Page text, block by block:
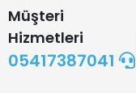
Müşteri
Hizmetleri
05417387041